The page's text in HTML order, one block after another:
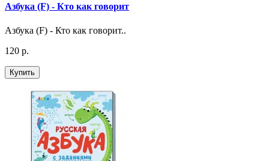
Азбука (F) - Кто как говорит
Азбука (F) - Кто как говорит..
120 р.
Купить